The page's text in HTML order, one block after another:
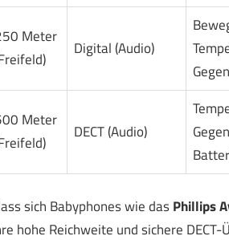
Meter
Digital (Audio)
Meter
DECT (Audio)
sich Babyphones wie dasPhillips
hohe Reichweite und sichere